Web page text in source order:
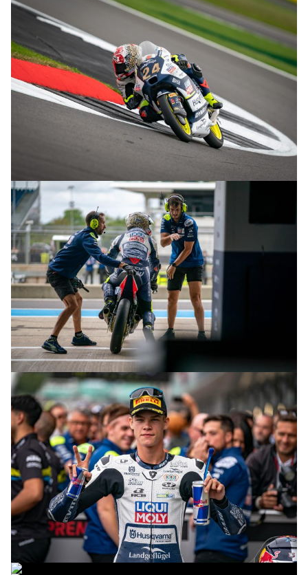
© R.Lekl & S.Wobser
© R.Lekl & S.Wobser
© R.Lekl & S.Wobser